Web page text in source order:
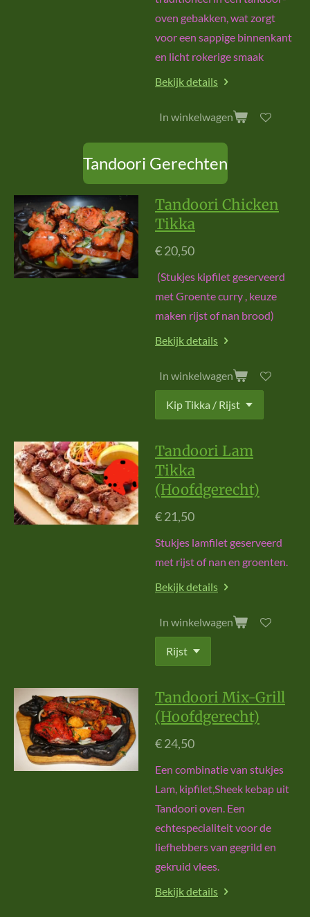
oven gebakken, wat zorgt
voor een sappige binnenkant
en licht rokerige smaak
Bekijk details
In winkelwagen
Tandoori Gerechten
Tandoori Chicken
Tikka
€ 20,50
(Stukjes kipfilet geserveerd
met Groente curry , keuze
maken rijst of nan brood)
Bekijk details
In winkelwagen
Tandoori Lam
Tikka
(Hoofdgerecht)
€ 21,50
Stukjes lamfilet geserveerd
met rijst of nan en groenten.
Bekijk details
In winkelwagen
Tandoori Mix-Grill
(Hoofdgerecht)
€ 24,50
Een combinatie van stukjes
Lam, kipfilet,Sheek kebap uit
Tandoori oven. Een
echtespecialiteit voor de
liefhebbers van gegrild en
gekruid vlees.
Bekijk details